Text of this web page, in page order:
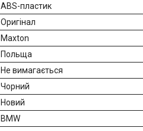
ABS-пластик
Оригінал
Maxton
Польща
Не вимагається
Чорний
Новий
BMW